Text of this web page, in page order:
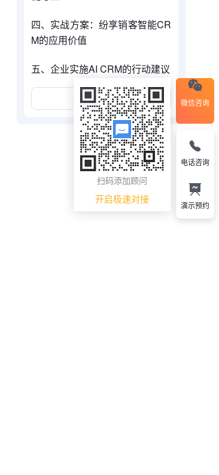
四、实战方案：纷享销客智能CR
M的应用价值
五、企业实施AI CRM的行动建议
展开更多 微信咨询
扫码添加顾问
开启极速对接
电话咨询
演示预约